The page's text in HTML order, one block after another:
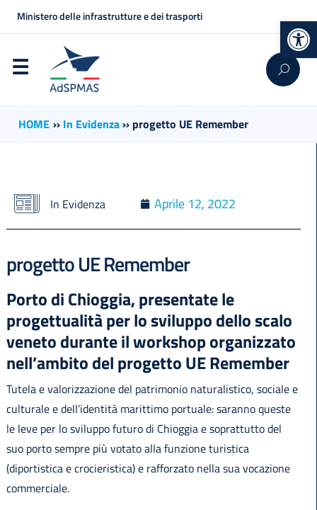
Ministero delle infrastrutture e dei trasporti
HOME ›› In Evidenza›› progetto UE Remember
In Evidenza Aprile 12, 2022
progetto UE Remember
Porto di Chioggia, presentate le
progettualità per lo sviluppo dello scalo
veneto durante il workshop organizzato
nell’ambito del progetto UE Remember
Tutela e valorizzazione del patrimonio naturalistico, sociale e
culturale e dell’identità marittimo portuale: saranno queste
le leve per lo sviluppo futuro di Chioggia e soprattutto del
suo porto sempre più votato alla funzione turistica
(diportistica e crocieristica) e rafforzato nella sua vocazione
commerciale.